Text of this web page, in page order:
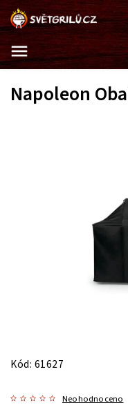
Napoleon
Kód: 61627
Neohodnoceno